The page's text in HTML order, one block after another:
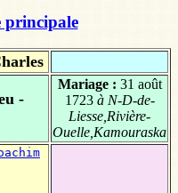
principale
-
Mariage : 31 août
1723à N-D-de-
Liesse,Rivière-
Ouelle,Kamouraska